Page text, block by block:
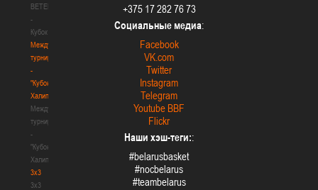
BETERA
-
Кубок
Международный
турнир
-
"Кубок
Халипского"
Международный
турнир
-
"Кубок
Халипского"
3x3
3x3
+375 17 282 76 73
Социальные медиа:
Facebook
VK.com
Twitter
Instagram
Telegram
Youtube BBF
Flickr
Наши хэш-теги::
#belarusbasket
#nocbelarus
#teambelarus